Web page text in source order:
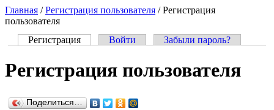
Главная / Регистрация пользователя /Регистрация
пользователя
Регистрация (активная вкладка)
Войти Забыли пароль?
Регистрация пользователя
Поделиться…